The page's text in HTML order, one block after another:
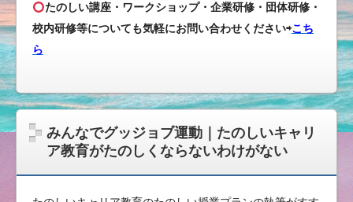
たのしい講座・ワークショップ・企業研修・団体研修・
校内研修等についても気軽にお問い合わせください⇨こち
ら
みんなでグッジョブ運動｜たのしいキャリ
ア教育がたのしくならないわけがない